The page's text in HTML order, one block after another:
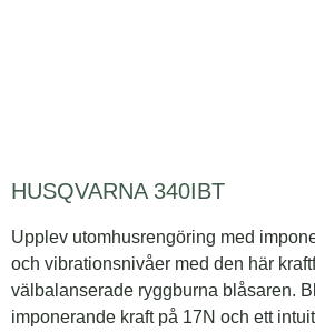
HUSQVARNA 340IBT
Upplev utomhusrengöring med
och vibrationsnivåer med den här
välbalanserade ryggburna blåsaren.
imponerande kraft på 17N och ett